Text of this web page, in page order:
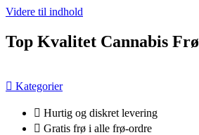
Videre til indhold
Top Kvalitet Cannabis Frø
Kategorier
Hurtig og diskret levering
Gratis frø i alle frø-ordre